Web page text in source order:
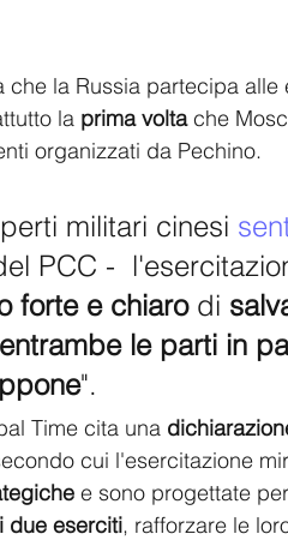
che la Russia partecipa
la prima volta che
organizzati da Pechino.
militari cinesi
PCC -
forte e chiaro di
le parti in
".
Time cita una
cui l'esercitazione
e sono progettate per
due eserciti, rafforzare le